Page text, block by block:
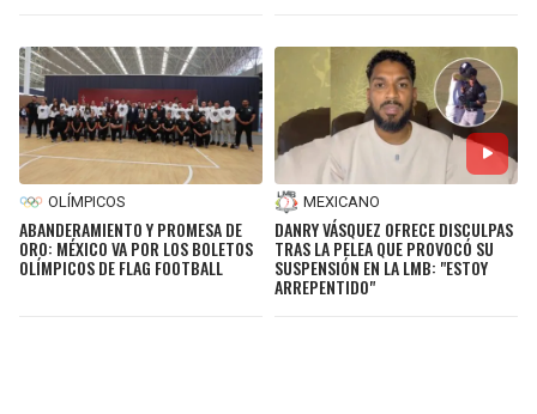
OLÍMPICOS
ABANDERAMIENTO Y PROMESA DE
ORO: MÉXICO VA POR LOS BOLETOS
OLÍMPICOS DE FLAG FOOTBALL
MEXICANO
DANRY VÁSQUEZ OFRECE DISCULPAS
TRAS LA PELEA QUE PROVOCÓ SU
SUSPENSIÓN EN LA LMB: "ESTOY
ARREPENTIDO"